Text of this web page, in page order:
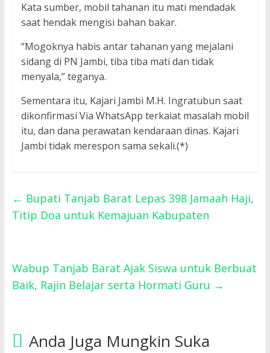
Kata sumber, mobil tahanan itu mati mendadak
saat hendak mengisi bahan bakar.
“Mogoknya habis antar tahanan yang mejalani
sidang di PN Jambi, tiba tiba mati dan tidak
menyala,” teganya.
Sementara itu, Kajari Jambi M.H. Ingratubun saat
dikonfirmasi Via WhatsApp terkaiat masalah mobil
itu, dan dana perawatan kendaraan dinas. Kajari
Jambi tidak merespon sama sekali.(*)
← Bupati Tanjab Barat Lepas 398 Jamaah Haji,
Titip Doa untuk Kemajuan Kabupaten
Wabup Tanjab Barat Ajak Siswa untuk Berbuat
Baik, Rajin Belajar serta Hormati Guru →
Anda Juga Mungkin Suka